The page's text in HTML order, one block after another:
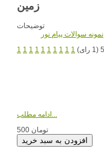
زمین
توضیحات
نمونه سوالات پیام نور
1 1 1 1 1 1 1 1 1 1
ادامه مطلب...
500 تومان